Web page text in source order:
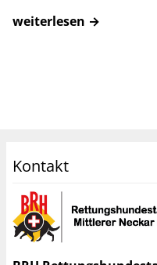
weiterlesen →
Kontakt